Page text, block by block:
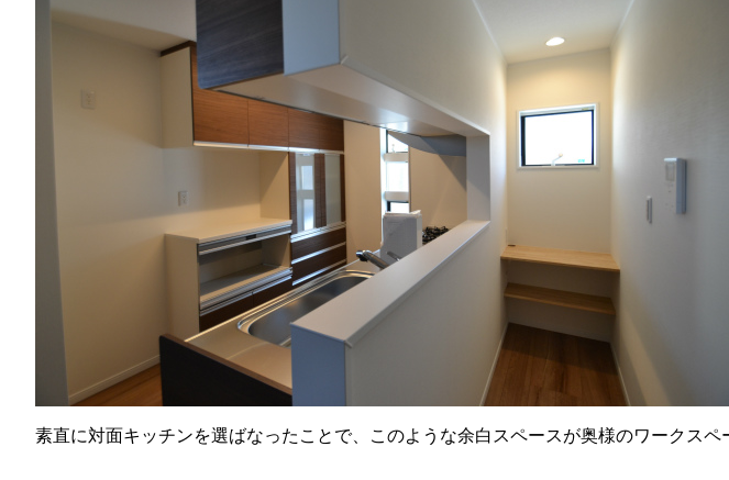
素直に対面キッチンを選ばなったことで、このような余白スペースが奥様のワークス